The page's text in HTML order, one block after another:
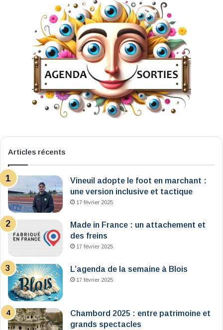
Articles récents
Vineuil adopte le foot en marchant :
une version inclusive et tactique
17 février 2025
Made in France : un attachement et
des freins
17 février 2025
L’agenda de la semaine à Blois
17 février 2025
Chambord 2025 : entre patrimoine et
grands spectacles